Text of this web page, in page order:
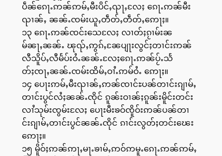
ပဵၼ်ၵေႃႉဢၼ်ဢမ်ႇမီးပိင်ႇၺႃႇလႄႈ ၵေႃႉဢၼ်မီး
ၺၢၼ်ႇ ၼၼ်ႉၸမ်းယူႇတဵတ်ႇတဵတ်ႇဢေႃႈ။
၁၃ ၵေႃႉဢၼ်ၸင်းသေလႄႈ လၢတ်ႈၵႂၢမ်းၼ
မ်ၼႃႇၼၼ်ႉ ၽုၺ်ႇဢွၵ်ႇၼႄပျႃးလွင်ႈတၢင်းဢၼ်
လီသိူပ်ႇလီမႅပ်းဝႆႉၼၼ်ႉလႄႈၵေႃႉဢၼ်ပႂ်ႉသႅ
တ်ႈၸႃႇၼၼ်ႉၸမ်းထိမ်ႇဝၢႆႉဢမ်ဝႆႉ ဢေႃႈ။
၁၄ ပေႃးဢမ်ႇမီးၺၢၼ်ႇဢၼ်ၸၢင်ႊပၼ်တၢင်းၵျၢမ်ႇ
တၢင်းပွင်လႆႈၼၼ်ႉၸိုင် ၵူၼ်းဝၢၼ်ႈၵူၼ်းမိူင်းတင်း
လၢႆသုမ်းၸွမ်းလႄႈ ပေႃးမီးၶဝ်ၸိူဝ်းဢၼ်ပၼ်တၢ
င်းၵျၢမ်ႇတၢင်းပွင်ၼၼ်ႉၸိုင် ၵၢင်းလွတ်ႈတင်းၽေး
ဢေႃႈ။
၁၅ မိူဝ်ႈဢၼ်ဢႃႇမႃႉၶၢမ်ႇဢဝ်ဢမူႉၵေႃႉဢၼ်ဢမ်ႇ